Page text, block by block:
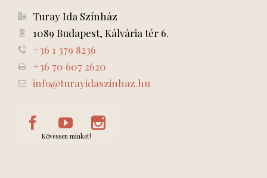
Turay Ida Színház
1089 Budapest, Kálvária tér 6.
+36 1 379 8236
+36 70 607 2620
info@turayidaszinhaz.hu
Kövessen minket!